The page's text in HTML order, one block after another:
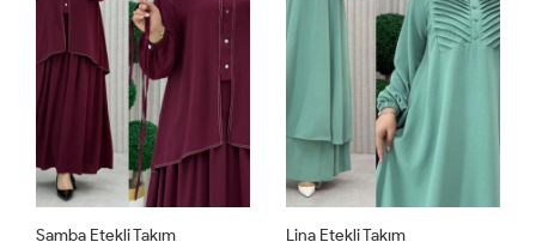
Samba Etekli Takım Lina Etekli Takım